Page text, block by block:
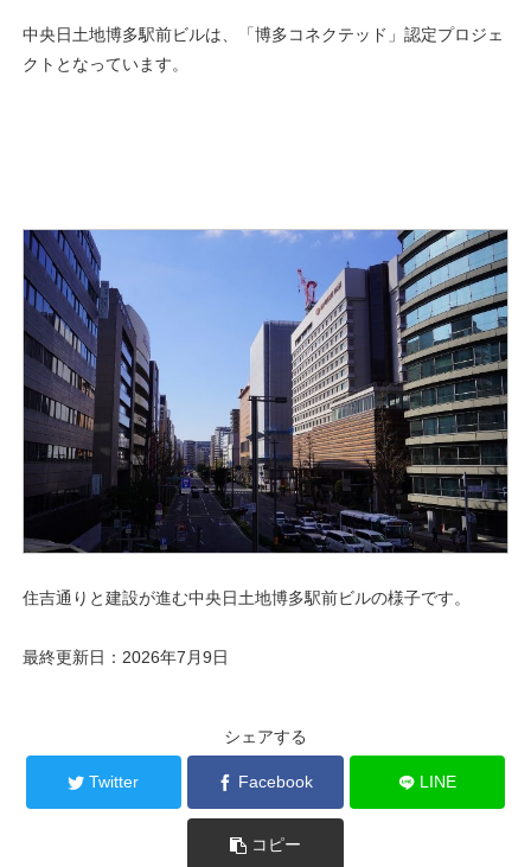
中央日土地博多駅前ビルは、「博多コネクテッド」認定プロジェ
クトとなっています。
住吉通りと建設が進む中央日土地博多駅前ビルの様子です。
最終更新日：2026年7月9日
シェアする
Twitter Facebook LINE
コピー